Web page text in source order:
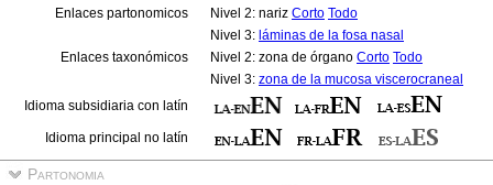
Enlaces partonomicos
Nivel 2: nariz Corto Todo
Nivel 3: láminas de la fosa nasal
Enlaces taxonómicos
Nivel 2: zona de órgano Corto Todo
Nivel 3: zona de la mucosa viscerocraneal
Idioma subsidiaria con latín
Idioma principal no latín
Partonomia